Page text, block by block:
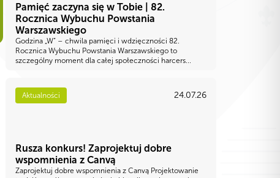
Pamięć zaczyna się w Tobie | 82.
Rocznica Wybuchu Powstania
Warszawskiego
Godzina „W” – chwila pamięci i wdzięczności 82.
Rocznica Wybuchu Powstania Warszawskiego to
szczególny moment dla całej społeczności harcers...
Aktualności 24.07.26
Rusza konkurs! Zaprojektuj dobre
wspomnienia z Canvą
Zaprojektuj dobre wspomnienia z Canvą Projektowanie